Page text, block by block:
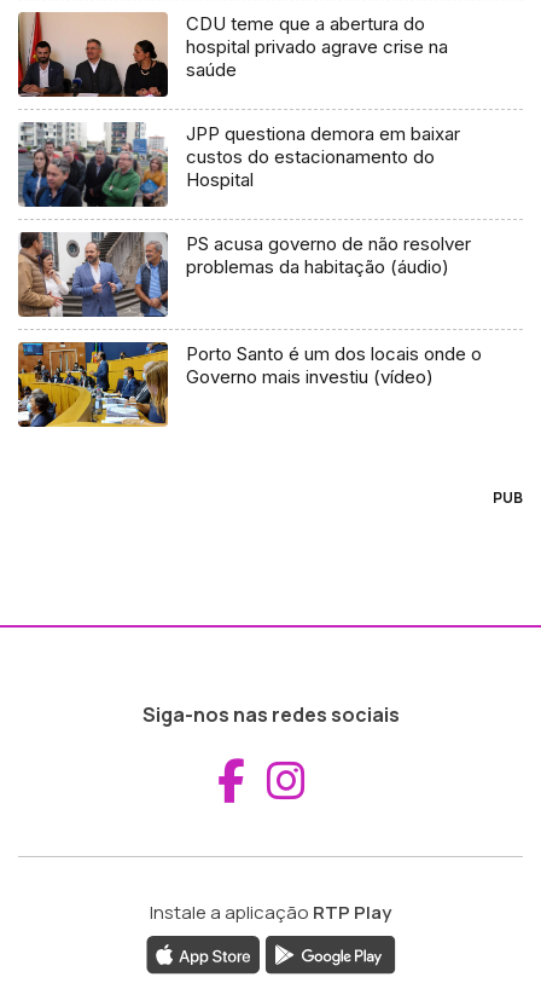
CDU teme que a abertura do
hospital privado agrave crise na
saúde
JPP questiona demora em baixar
custos do estacionamento do
Hospital
PS acusa governo de não resolver
problemas da habitação (áudio)
Porto Santo é um dos locais onde o
Governo mais investiu (vídeo)
PUB
Siga-nos nas redes sociais
Aceder ao
Instale a aplicação RTP Play